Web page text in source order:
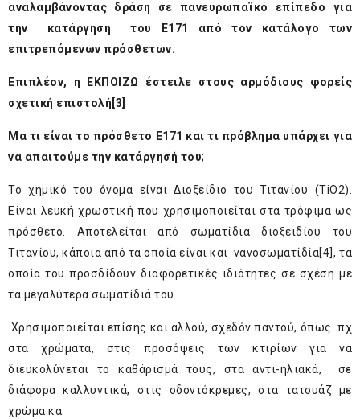
αναλαμβάνοντας δράση σε πανευρωπαϊκό επίπεδο για
την κατάργηση του Ε171 από τον κατάλογο των
επιτρεπόμενων πρόσθετων.
Επιπλέον, η ΕΚΠΟΙΖΩ έστειλε στους αρμόδιους φορείς
σχετική επιστολή [3]
Μα τι είναι το πρόσθετο Ε171 και τι πρόβλημα υπάρχει για
να απαιτούμε την κατάργησή του;
Το χημικό του όνομα είναι Διοξείδιο του Τιτανίου (TiO2).
Είναι λευκή χρωστική που χρησιμοποιείται στα τρόφιμα ως
πρόσθετο. Αποτελείται από σωματίδια διοξειδίου του
Τιτανίου, κάποια από τα οποία είναι και νανοσωματίδία[4], τα
οποία του προσδίδουν διαφορετικές ιδιότητες σε σχέση με
τα μεγαλύτερα σωματίδιά του.
Χρησιμοποιείται επίσης και αλλού, σχεδόν παντού, όπως πχ
στα χρώματα, στις προσόψεις των κτιρίων για να
διευκολύνεται το καθάρισμά τους, στα αντι-ηλιακά, σε
διάφορα καλλυντικά, στις οδοντόκρεμες, στα τατουάζ με
χρώμα κα.